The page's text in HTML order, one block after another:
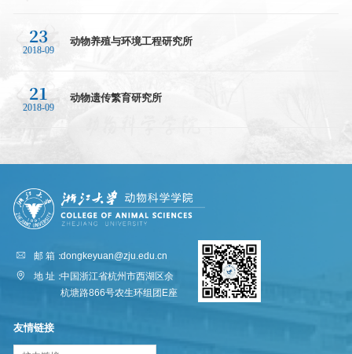
23
2018-09
动物养殖与环境工程研究所
21
2018-09
动物遗传繁育研究所
邮 箱：dongkeyuan@zju.edu.cn
地 址：中国浙江省杭州市西湖区余
杭塘路866号农生环组团E座
友情链接